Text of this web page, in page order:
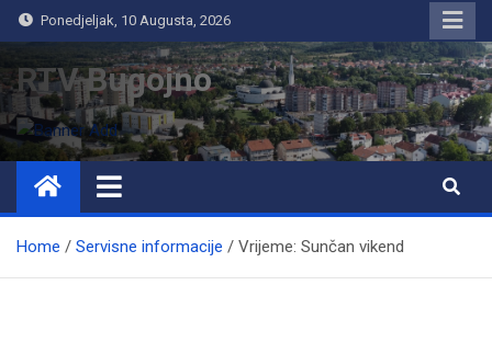
Ponedjeljak, 10 Augusta, 2026
RTV Bugojno
Home Servisne informacije Vrijeme: Sunčan vikend